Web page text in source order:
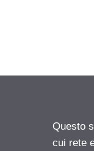
Questo
cui rete